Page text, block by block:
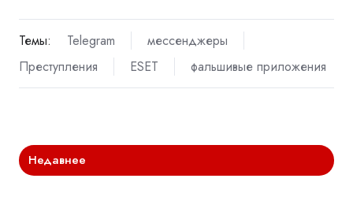
Темы: Telegram
мессенджеры
Преступления
ESET фальшивые приложения
Недавнее